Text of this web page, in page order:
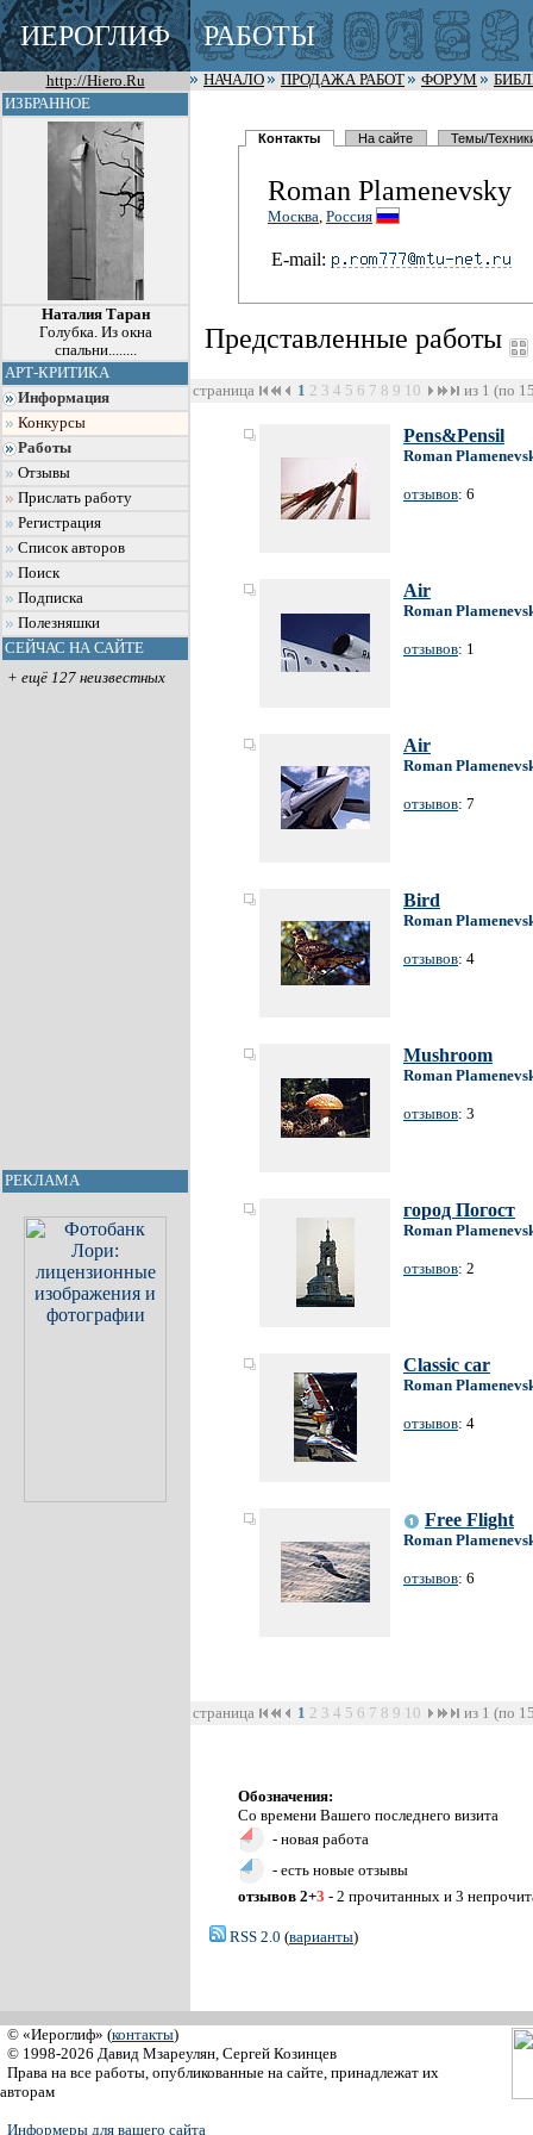
ИЕРОГЛИФ РАБОТЫ
http://Hiero.Ru НАЧАЛО ПРОДАЖА РАБОТ ФОРУМ
ИЗБРАННОЕ
Наталия Таран
Голубка. Из окна
спальни........
АРТ-КРИТИКА
Информация
Конкурсы
Работы
Отзывы
Прислать работу
Регистрация
Список авторов
Поиск
Подписка
Полезняшки
СЕЙЧАС НА САЙТЕ
+ ещё 127 неизвестных
РЕКЛАМА
Контакты На сайте Темы/
Roman Plamenevsky
Москва, Россия
E-mail:
Представленные работы
страница 1 2 3 4 5 6 7 8 9 10 из 1 (по
Pens&Pensil
Roman
отзывов: 6
Air
Roman
отзывов: 1
Air
Roman
отзывов: 7
Bird
Roman
отзывов: 4
Mushroom
Roman
отзывов: 3
город Погост
Roman
отзывов: 2
Classic car
Roman
отзывов: 4
Free Flight
Roman
отзывов: 6
страница 1 2 3 4 5 6 7 8 9 10 из 1 (по
Обозначения:
Со времени Вашего последнего визита
- новая работа
- есть новые отзывы
отзывов 2+3 - 2 прочитанных и 3
RSS 2.0 (варианты)
© «Иероглиф» (контакты)
© 1998-2026 Давид Мзареулян, Сергей Козинцев
Права на все работы, опубликованные на сайте, принадлежат их
авторам
Информеры для вашего сайта